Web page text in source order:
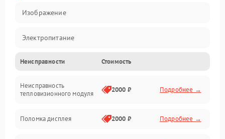
Изображение
Электропитание
Измерения
Матрица
Неисправности Стоимость
Неисправность
тепловизионного модуля
2000 ₽ Подробнее →
Поломка дисплея 2000 ₽ Подробнее →